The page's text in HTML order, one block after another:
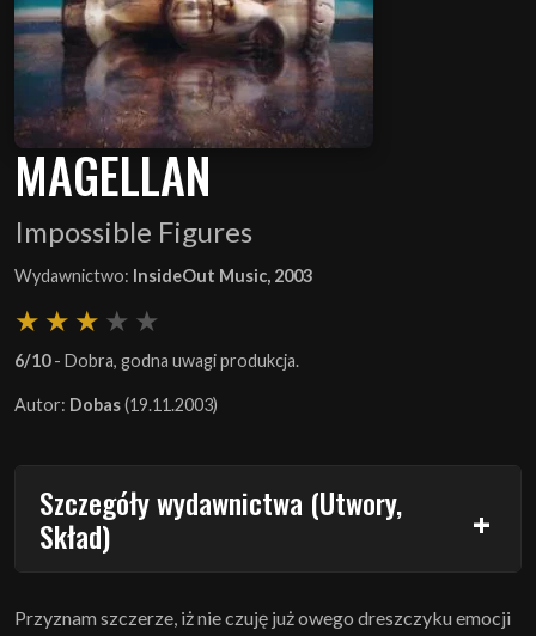
MAGELLAN
Impossible Figures
Wydawnictwo: InsideOut Music, 2003
6/10- Dobra, godna uwagi produkcja.
Autor: Dobas(19.11.2003)
Szczegóły wydawnictwa (Utwory,
Skład)
Przyznam szczerze, iż nie czuję już owego dreszczyku emocji